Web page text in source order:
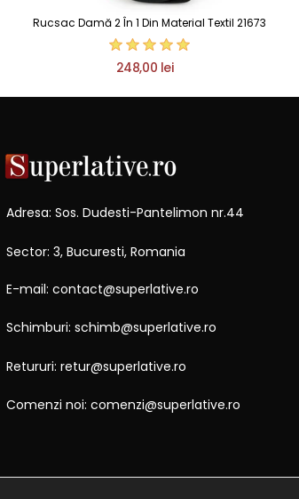
Rucsac Damă 2 În 1 Din Material Textil 21673
248,00 lei
Adresa: Sos. Dudesti-Pantelimon nr.44
Sector: 3, Bucuresti, Romania
E-mail: contact@superlative.ro
Schimburi: schimb@superlative.ro
Retururi: retur@superlative.ro
Comenzi noi: comenzi@superlative.ro